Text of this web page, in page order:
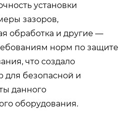
установки
зазоров,
обработка и другие —
норм по защите
что создало
для безопасной и
данного
оборудования.